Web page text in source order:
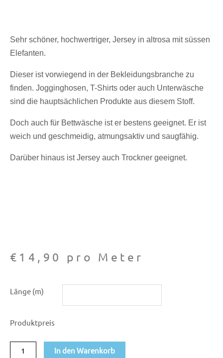
Sehr schöner, hochwertriger, Jersey in altrosa mit süssen
Elefanten.
Dieser ist vorwiegend in der Bekleidungsbranche zu
finden. Jogginghosen, T-Shirts oder auch Unterwäsche
sind die hauptsächlichen Produkte aus diesem Stoff.
Doch auch für Bettwäsche ist er bestens geeignet. Er ist
weich und geschmeidig, atmungsaktiv und saugfähig.
Darüber hinaus ist Jersey auch Trockner geeignet.
€ 14,90 pro Meter
Länge (m)
Produktpreis
Jersey
014
altrosa
Menge
In den Warenkorb